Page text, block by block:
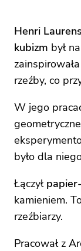
Henri Laurens
kubizm był
rzeźby, co
W jego
było dla
Łączył
kamieniem.
rzeźbiarzy.
Pracował z